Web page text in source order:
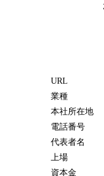
URL
業種
本社所在地
電話番号
代表者名
上場
資本金